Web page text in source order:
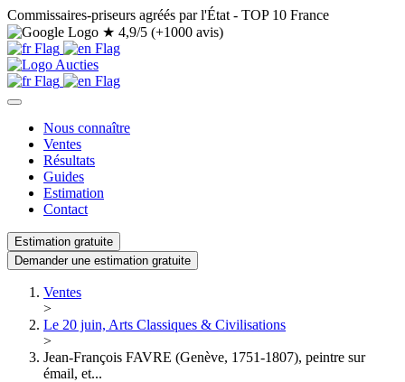
Commissaires-priseurs agréés par l'État - TOP 10 France
★ 4,9/5 (+1000 avis)
Nous connaître
Ventes
Résultats
Guides
Estimation
Contact
Estimation gratuite
Demander une estimation gratuite
Ventes
>
Le 20 juin, Arts Classiques & Civilisations
>
Jean-François FAVRE (Genève, 1751-1807), peintre sur
émail, et...